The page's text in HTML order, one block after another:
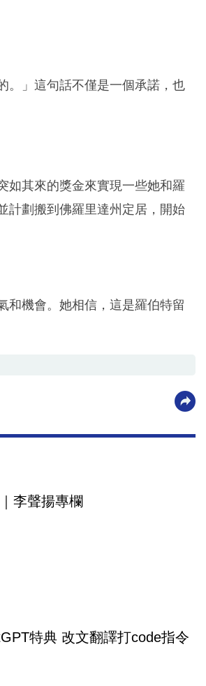
。」這句話不僅是一個承諾，也
如其來的獎金來實現一些她和羅
計劃搬到佛羅里達州定居，開始
和機會。她相信，這是羅伯特留
李聲揚專欄
特典 改文翻譯打code指令